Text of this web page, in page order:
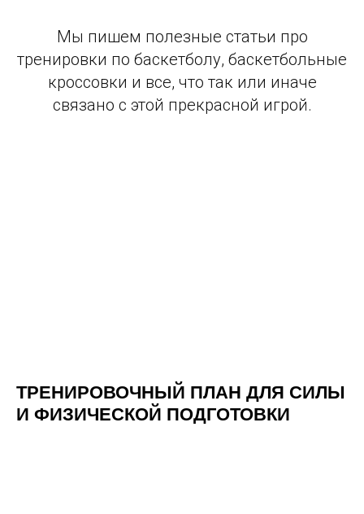
Мы пишем полезные статьи про
тренировки по баскетболу, баскетбольные
кроссовки и все, что так или иначе
связано с этой прекрасной игрой.
ТРЕНИРОВОЧНЫЙ ПЛАН ДЛЯ СИЛЫ
И ФИЗИЧЕСКОЙ ПОДГОТОВКИ